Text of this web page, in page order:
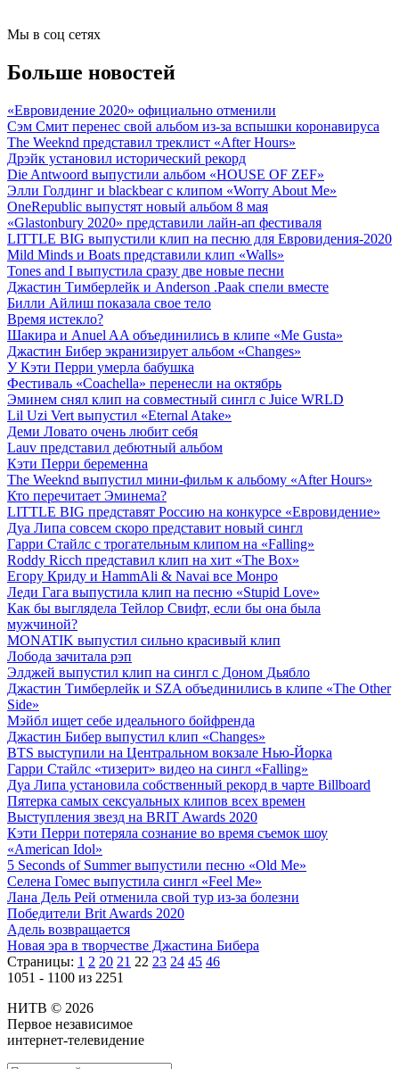
Мы в соц сетях
Больше новостей
«Евровидение 2020» официально отменили
Сэм Смит перенес свой альбом из-за вспышки коронавируса
The Weeknd представил треклист «After Hours»
Дрэйк установил исторический рекорд
Die Antwoord выпустили альбом «HOUSE OF ZEF»
Элли Голдинг и blackbear с клипом «Worry About Me»
OneRepublic выпустят новый альбом 8 мая
«Glastonbury 2020» представили лайн-ап фестиваля
LITTLE BIG выпустили клип на песню для Евровидения-2020
Mild Minds и Boats представили клип «Walls»
Tones and I выпустила сразу две новые песни
Джастин Тимберлейк и Anderson .Paak спели вместе
Билли Айлиш показала свое тело
Время истекло?
Шакира и Anuel AA объединились в клипе «Me Gusta»
Джастин Бибер экранизирует альбом «Changes»
У Кэти Перри умерла бабушка
Фестиваль «Coachella» перенесли на октябрь
Эминем снял клип на совместный сингл с Juice WRLD
Lil Uzi Vert выпустил «Eternal Atake»
Деми Ловато очень любит себя
Lauv представил дебютный альбом
Кэти Перри беременна
The Weeknd выпустил мини-фильм к альбому «After Hours»
Кто перечитает Эминема?
LITTLE BIG представят Россию на конкурсе «Евровидение»
Дуа Липа совсем скоро представит новый сингл
Гарри Стайлс с трогательным клипом на «Falling»
Roddy Ricch представил клип на хит «The Box»
Егору Криду и HammAli & Navai все Монро
Леди Гага выпустила клип на песню «Stupid Love»
Как бы выглядела Тейлор Свифт, если бы она была
мужчиной?
MONATIK выпустил сильно красивый клип
Лобода зачитала рэп
Элджей выпустил клип на сингл с Доном Дьябло
Джастин Тимберлейк и SZA объединились в клипе «The Other
Side»
Мэйбл ищет себе идеального бойфренда
Джастин Бибер выпустил клип «Changes»
BTS выступили на Центральном вокзале Нью-Йорка
Гарри Стайлс «тизерит» видео на сингл «Falling»
Дуа Липа установила собственный рекорд в чарте Billboard
Пятерка самых сексуальных клипов всех времен
Выступления звезд на BRIT Awards 2020
Кэти Перри потеряла сознание во время съемок шоу
«American Idol»
5 Seconds of Summer выпустили песню «Old Me»
Селена Гомес выпустила сингл «Feel Me»
Лана Дель Рей отменила свой тур из-за болезни
Победители Brit Awards 2020
Адель возвращается
Новая эра в творчестве Джастина Бибера
Страницы: 1 2 20 21 22 23 24 45 46
1051 - 1100 из 2251
НИТВ © 2026
Первое независимое
интернет-телевидение